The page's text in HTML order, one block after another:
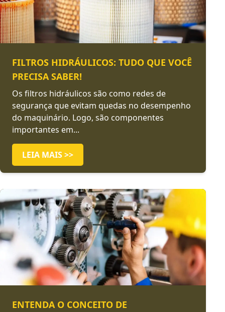
FILTROS HIDRÁULICOS: TUDO QUE VOCÊ
PRECISA SABER!
Os filtros hidráulicos são como redes de
segurança que evitam quedas no desempenho
do maquinário. Logo, são componentes
importantes em...
LEIA MAIS >>
ENTENDA O CONCEITO DE